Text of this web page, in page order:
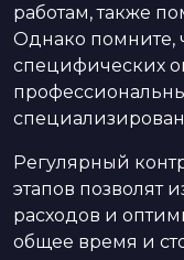
работам, также
Однако помните,
специфических
Регулярный
этапов позволят
расходов и
общее время и